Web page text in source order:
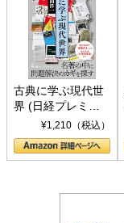
古典に学ぶ現代世
界 (日経プレミア
シリーズ)¥1,210（税込）